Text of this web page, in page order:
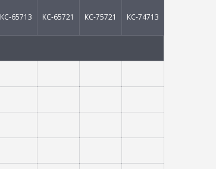
КС-65713 КС-65721 КС-75721 КС-74713